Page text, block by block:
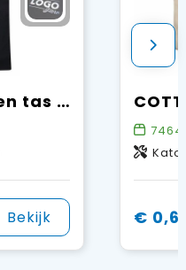
Biologisch katoenen tas met lange hengsels, 135 gr/m²
Bekijk €